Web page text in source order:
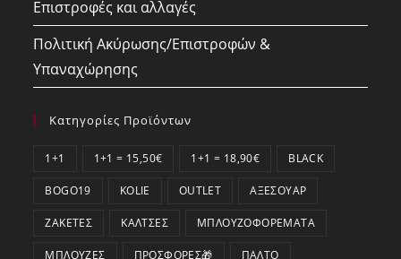
Επιστροφές και αλλαγές
Πολιτική Ακύρωσης/Επιστροφών &
Υπαναχώρησης
Κατηγορίες Προϊόντων
1+1 1+1 = 15,50€ 1+1 = 18,90€ BLACK
BOGO19 KOLIE OUTLET ΑΞΕΣΟΥΆΡ
ΖΑΚΈΤΕΣ ΚΆΛΤΣΕΣ ΜΠΛΟΥΖΟΦΟΡΈΜΑΤΑ
ΜΠΛΟΎΖΕΣ ΠΡΟΣΦΟΡΕΣ🎁 ΠΑΛΤΌ